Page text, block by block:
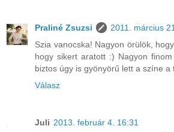
Praliné Zsuzsi
2011. március
Szia vanocska! Nagyon örülök,
hogy sikert aratott :) Nagyon
biztos úgy is gyönyörű lett a színe a
Válasz
Juli 2013. február 4. 16:31